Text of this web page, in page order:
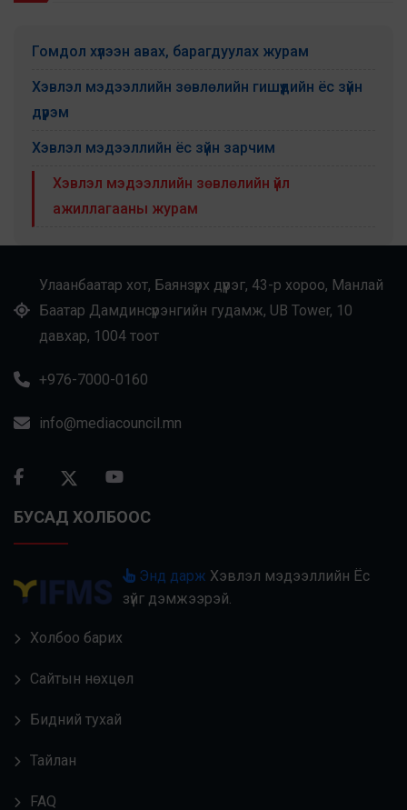
Гомдол хүлээн авах, барагдуулах журам
Хэвлэл мэдээллийн зөвлөлийн гишүүдийн ёс зүйн
дүрэм
Хэвлэл мэдээллийн ёс зүйн зарчим
Хэвлэл мэдээллийн зөвлөлийн үйл
ажиллагааны журам
Улаанбаатар хот, Баянзүрх дүүрэг, 43-р хороо, Манлай
Баатар Дамдинсүрэнгийн гудамж, UB Tower, 10
давхар, 1004 тоот
+976-7000-0160
info@mediacouncil.mn
БУСАД ХОЛБООС
Энд дарж Хэвлэл мэдээллийн Ёс
зүйг дэмжээрэй.
Холбоо барих
Сайтын нөхцөл
Бидний тухай
Тайлан
FAQ